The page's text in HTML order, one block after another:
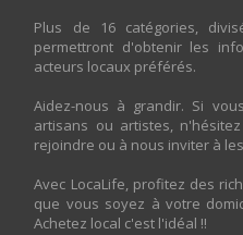
Plus de 16 catégories,
permettront d'obtenir les
acteurs locaux préférés.
Aidez-nous à grandir. Si
artisans ou artistes,
rejoindre ou à nous inviter à
Avec LocaLife, profitez des
que vous soyez à votre
Achetez local c'est l'idéal !!